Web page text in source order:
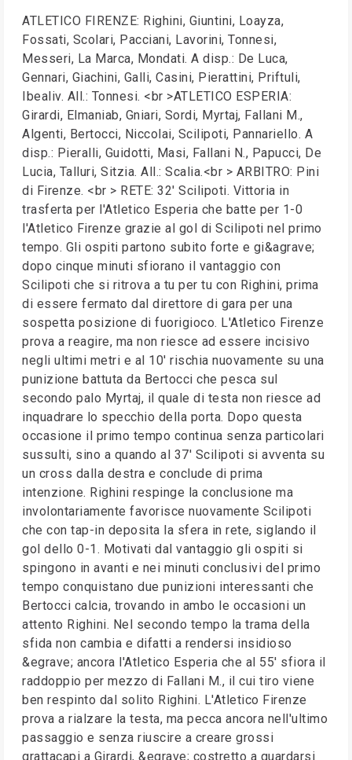
ATLETICO FIRENZE: Righini, Giuntini, Loayza,
Fossati, Scolari, Pacciani, Lavorini, Tonnesi,
Messeri, La Marca, Mondati. A disp.: De Luca,
Gennari, Giachini, Galli, Casini, Pierattini, Priftuli,
Ibealiv. All.: Tonnesi. <br >ATLETICO ESPERIA:
Girardi, Elmaniab, Gniari, Sordi, Myrtaj, Fallani M.,
Algenti, Bertocci, Niccolai, Scilipoti, Pannariello. A
disp.: Pieralli, Guidotti, Masi, Fallani N., Papucci, De
Lucia, Talluri, Sitzia. All.: Scalia.<br > ARBITRO: Pini
di Firenze. <br > RETE: 32' Scilipoti. Vittoria in
trasferta per l'Atletico Esperia che batte per 1-0
l'Atletico Firenze grazie al gol di Scilipoti nel primo
tempo. Gli ospiti partono subito forte e gi&agrave;
dopo cinque minuti sfiorano il vantaggio con
Scilipoti che si ritrova a tu per tu con Righini, prima
di essere fermato dal direttore di gara per una
sospetta posizione di fuorigioco. L'Atletico Firenze
prova a reagire, ma non riesce ad essere incisivo
negli ultimi metri e al 10' rischia nuovamente su una
punizione battuta da Bertocci che pesca sul
secondo palo Myrtaj, il quale di testa non riesce ad
inquadrare lo specchio della porta. Dopo questa
occasione il primo tempo continua senza particolari
sussulti, sino a quando al 37' Scilipoti si avventa su
un cross dalla destra e conclude di prima
intenzione. Righini respinge la conclusione ma
involontariamente favorisce nuovamente Scilipoti
che con tap-in deposita la sfera in rete, siglando il
gol dello 0-1. Motivati dal vantaggio gli ospiti si
spingono in avanti e nei minuti conclusivi del primo
tempo conquistano due punizioni interessanti che
Bertocci calcia, trovando in ambo le occasioni un
attento Righini. Nel secondo tempo la trama della
sfida non cambia e difatti a rendersi insidioso
&egrave; ancora l'Atletico Esperia che al 55' sfiora il
raddoppio per mezzo di Fallani M., il cui tiro viene
ben respinto dal solito Righini. L'Atletico Firenze
prova a rialzare la testa, ma pecca ancora nell'ultimo
passaggio e senza riuscire a creare grossi
grattacapi a Girardi, &egrave; costretto a guardarsi